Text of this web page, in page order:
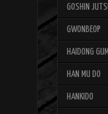
GOSHIN
GWONBEOP
HAIDONG
HAN MU DO
HANKIDO